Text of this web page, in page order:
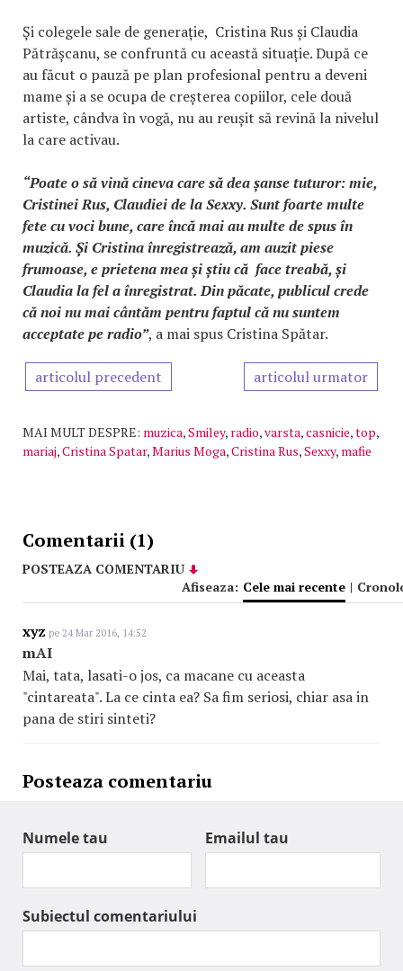
Și colegele sale de generație, Cristina Rus și Claudia
Pătrășcanu, se confruntă cu această situație. După ce
au făcut o pauză pe plan profesional pentru a deveni
mame și a se ocupa de creșterea copiilor, cele două
artiste, cândva în vogă, nu au reușit să revină la nivelul
la care activau.
“Poate o să vină cineva care să dea șanse tuturor: mie,
Cristinei Rus, Claudiei de la Sexxy. Sunt foarte multe
fete cu voci bune, care încă mai au multe de spus în
muzică. Și Cristina înregistrează, am auzit piese
frumoase, e prietena mea și știu că face treabă, și
Claudia la fel a înregistrat. Din păcate, publicul crede
că noi nu mai cântăm pentru faptul că nu suntem
acceptate pe radio”, a mai spus Cristina Spătar.
articolul precedent articolul urmator
MAI MULT DESPRE: muzica,Smiley, radio,varsta,casnicie,top,
mariaj,Cristina Spatar,Marius Moga,Cristina Rus,Sexxy, mafie
Comentarii (1)
POSTEAZA COMENTARIU
Afiseaza: Cele mai recente |
xyz pe 24 Mar 2016, 14:52
mAI
Mai, tata, lasati-o jos, ca macane cu aceasta
"cintareata". La ce cinta ea? Sa fim seriosi, chiar asa in
pana de stiri sinteti?
Posteaza comentariu
Numele tau Emailul tau
Subiectul comentariului